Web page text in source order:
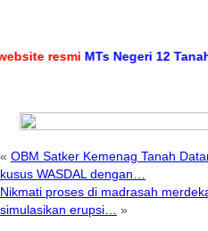
resmi MTs Negeri 12 Tanah
« OBM Satker Kemenag Tanah
kusus WASDAL dengan…
Nikmati proses di madrasah
simulasikan erupsi…
»